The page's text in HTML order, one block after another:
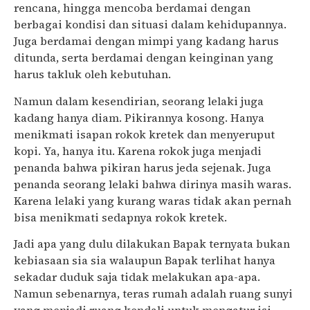
rencana, hingga mencoba berdamai dengan
berbagai kondisi dan situasi dalam kehidupannya.
Juga berdamai dengan mimpi yang kadang harus
ditunda, serta berdamai dengan keinginan yang
harus takluk oleh kebutuhan.
Namun dalam kesendirian, seorang lelaki juga
kadang hanya diam. Pikirannya kosong. Hanya
menikmati isapan rokok kretek dan menyeruput
kopi. Ya, hanya itu. Karena rokok juga menjadi
penanda bahwa pikiran harus jeda sejenak. Juga
penanda seorang lelaki bahwa dirinya masih waras.
Karena lelaki yang kurang waras tidak akan pernah
bisa menikmati sedapnya rokok kretek.
Jadi apa yang dulu dilakukan Bapak ternyata bukan
kebiasaan sia sia walaupun Bapak terlihat hanya
sekadar duduk saja tidak melakukan apa-apa.
Namun sebenarnya, teras rumah adalah ruang sunyi